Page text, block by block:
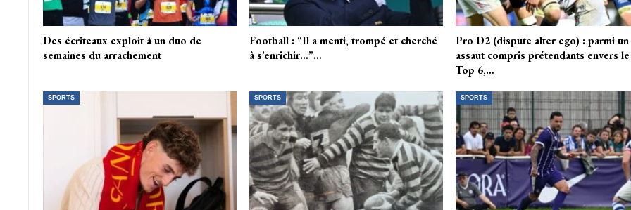
Des écriteaux exploit à un duo de
semaines du arrachement
Football : “Il a menti, trompé et cherché
à s’enrichir…”…
Pro D2 (dispute alter ego) : parmi un
assaut compris prétendants envers le
Top 6,…
SPORTS SPORTS SPORTS